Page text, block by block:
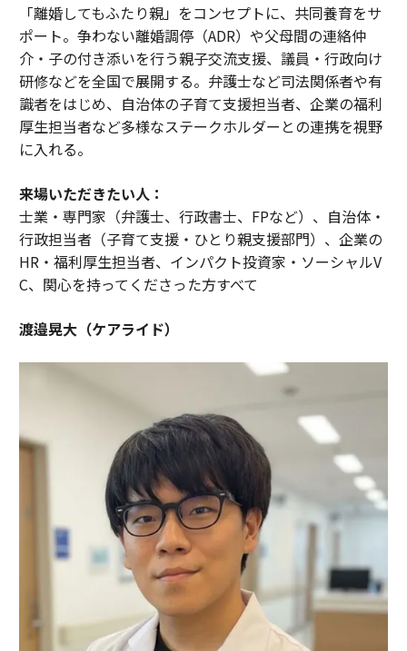
「離婚してもふたり親」をコンセプトに、共同養育をサ
ポート。争わない離婚調停（ADR）や父母間の連絡仲
介・子の付き添いを行う親子交流支援、議員・行政向け
研修などを全国で展開する。弁護士など司法関係者や有
識者をはじめ、自治体の子育て支援担当者、企業の福利
厚生担当者など多様なステークホルダーとの連携を視野
に入れる。
来場いただきたい人：
士業・専門家（弁護士、行政書士、FPなど）、自治体・
行政担当者（子育て支援・ひとり親支援部門）、企業の
HR・福利厚生担当者、インパクト投資家・ソーシャルV
C、関心を持ってくださった方すべて
渡邉晃大（ケアライド）